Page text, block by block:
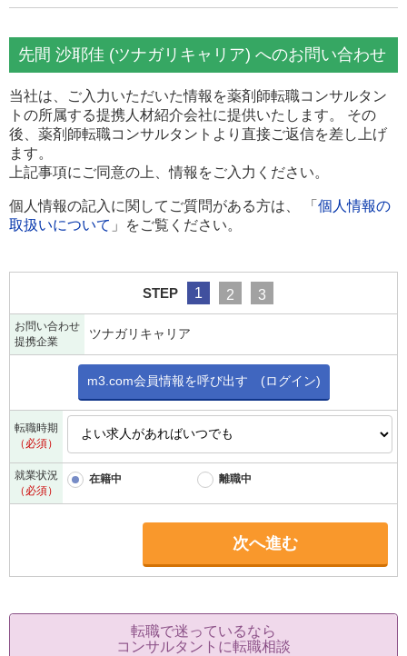
先間 沙耶佳 (ツナガリキャリア) へのお問い合わせ
当社は、ご入力いただいた情報を薬剤師転職コンサルタン
トの所属する提携人材紹介会社に提供いたします。 その
後、薬剤師転職コンサルタントより直接ご返信を差し上げ
ます。
上記事項にご同意の上、情報をご入力ください。
個人情報の記入に関してご質問がある方は、 「 個人情報の
取扱いについて 」をご覧ください。
STEP 1 2 3
お問い合わせ
提携企業
ツナガリキャリア
m3.com会員情報を呼び出す (ログイン)
転職時期
（必須）
就業状況
（必須）
在籍中 離職中
次へ進む
転職で迷っているなら
コンサルタントに転職相談